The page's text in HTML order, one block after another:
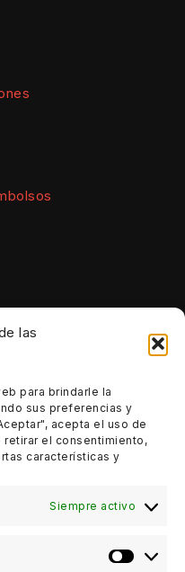
las
para brindarle la
sus preferencias y
acepta el uso de
retirar el consentimiento,
características y
Siempre activo